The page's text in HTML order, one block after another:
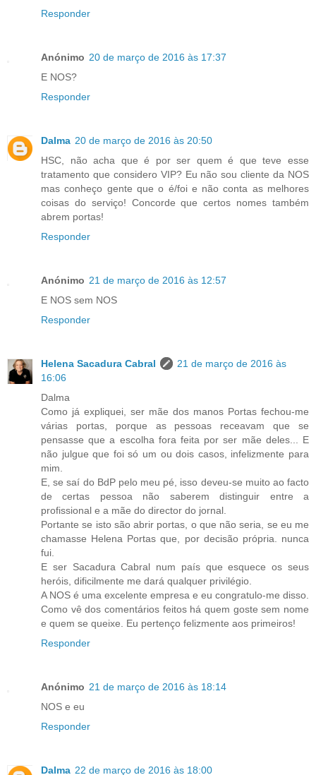
Responder
Anónimo 20 de março de 2016 às 17:37
E NOS?
Responder
Dalma 20 de março de 2016 às 20:50
HSC, não acha que é por ser quem é que teve esse
tratamento que considero VIP? Eu não sou cliente da NOS
mas conheço gente que o é/foi e não conta as melhores
coisas do serviço! Concorde que certos nomes também
abrem portas!
Responder
Anónimo 21 de março de 2016 às 12:57
E NOS sem NOS
Responder
Helena Sacadura Cabral
21 de março de 2016 às
16:06
Dalma
Como já expliquei, ser mãe dos manos Portas fechou-me
várias portas, porque as pessoas receavam que se
pensasse que a escolha fora feita por ser mãe deles... E
não julgue que foi só um ou dois casos, infelizmente para
mim.
E, se saí do BdP pelo meu pé, isso deveu-se muito ao facto
de certas pessoa não saberem distinguir entre a
profissional e a mãe do director do jornal.
Portante se isto são abrir portas, o que não seria, se eu me
chamasse Helena Portas que, por decisão própria. nunca
fui.
E ser Sacadura Cabral num país que esquece os seus
heróis, dificilmente me dará qualquer privilégio.
A NOS é uma excelente empresa e eu congratulo-me disso.
Como vê dos comentários feitos há quem goste sem nome
e quem se queixe. Eu pertenço felizmente aos primeiros!
Responder
Anónimo 21 de março de 2016 às 18:14
NOS e eu
Responder
Dalma 22 de março de 2016 às 18:00